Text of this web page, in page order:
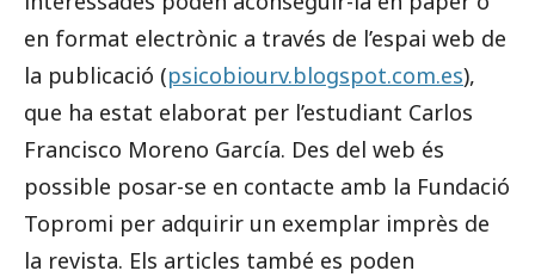
en format electrònic a través de l’espai web de
la publicació (psicobiourv.blogspot.com.es),
que ha estat elaborat per l’estudiant Carlos
Francisco Moreno García. Des del web és
possible posar-se en contacte amb la Fundació
Topromi per adquirir un exemplar imprès de
la revista. Els articles també es poden